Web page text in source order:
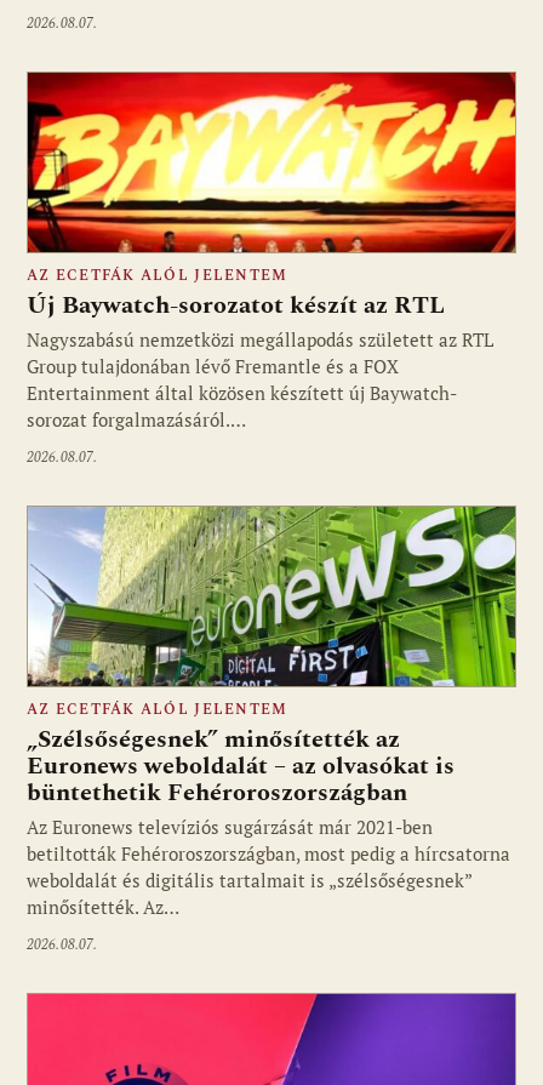
2026.08.07.
Fotó: media1.hu
AZ ECETFÁK ALÓL JELENTEM
Új Baywatch-sorozatot készít az RTL
Nagyszabású nemzetközi megállapodás született az RTL
Group tulajdonában lévő Fremantle és a FOX
Entertainment által közösen készített új Baywatch-
sorozat forgalmazásáról.…
2026.08.07.
Fotó: media1.hu
AZ ECETFÁK ALÓL JELENTEM
„Szélsőségesnek” minősítették az
Euronews weboldalát – az olvasókat is
büntethetik Fehéroroszországban
Az Euronews televíziós sugárzását már 2021-ben
betiltották Fehéroroszországban, most pedig a hírcsatorna
weboldalát és digitális tartalmait is „szélsőségesnek”
minősítették. Az…
2026.08.07.